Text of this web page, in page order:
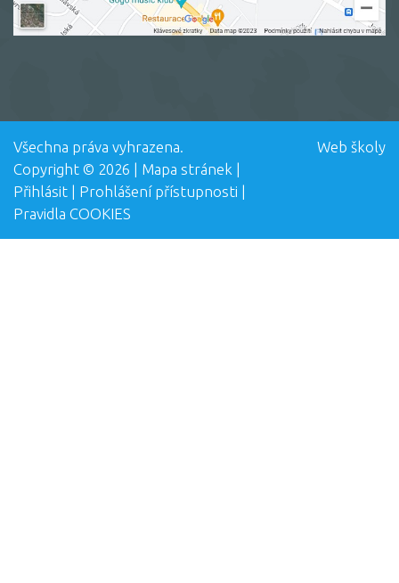
Všechna práva vyhrazena.
Copyright © 2026 | Mapa stránek |
Přihlásit | Prohlášení přístupnosti |
Pravidla COOKIES
Web školy